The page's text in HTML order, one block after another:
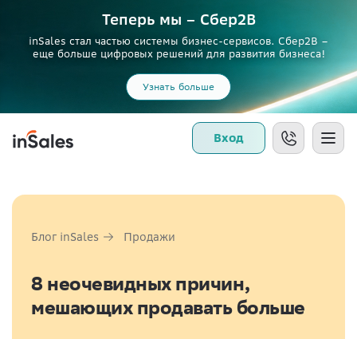
Теперь мы – Сбер2B
inSales стал частью системы бизнес-сервисов. Сбер2В –
еще больше цифровых решений для развития бизнеса!
Узнать больше
Вход
Блог inSales Продажи
8 неочевидных причин,
мешающих продавать больше